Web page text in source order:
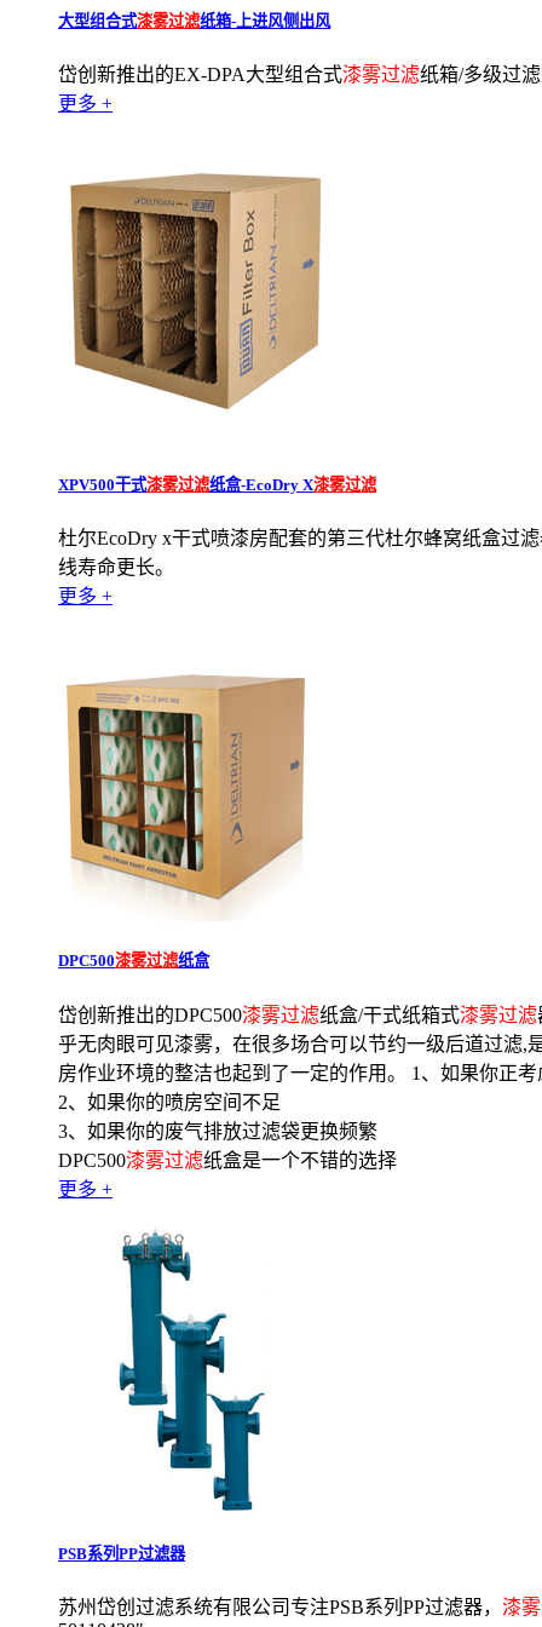
大型组合式漆雾过滤纸箱-上进风侧出风
岱创新推出的EX-DPA大型组合式漆雾过滤纸箱/多级过
更多 +
XPV500干式漆雾过滤纸盒-EcoDry X漆雾过滤
杜尔EcoDry x干式喷漆房配套的第三代杜尔蜂窝纸盒过
线寿命更长。
更多 +
DPC500漆雾过滤纸盒
岱创新推出的DPC500漆雾过滤纸盒/干式纸箱式漆雾过滤
乎无肉眼可见漆雾，在很多场合可以节约一级后道过滤,
房作业环境的整洁也起到了一定的作用。 1、如果你正
2、如果你的喷房空间不足
3、如果你的废气排放过滤袋更换频繁
DPC500漆雾过滤纸盒是一个不错的选择
更多 +
PSB系列PP过滤器
苏州岱创过滤系统有限公司专注PSB系列PP过滤器， 漆